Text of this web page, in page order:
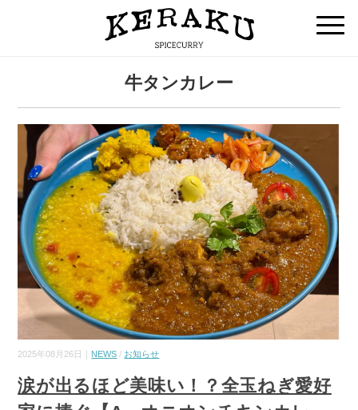
牛タンカレー
2025年08月26日｜ NEWS / お知らせ
涙が出るほど美味い！？全玉ねぎ愛好